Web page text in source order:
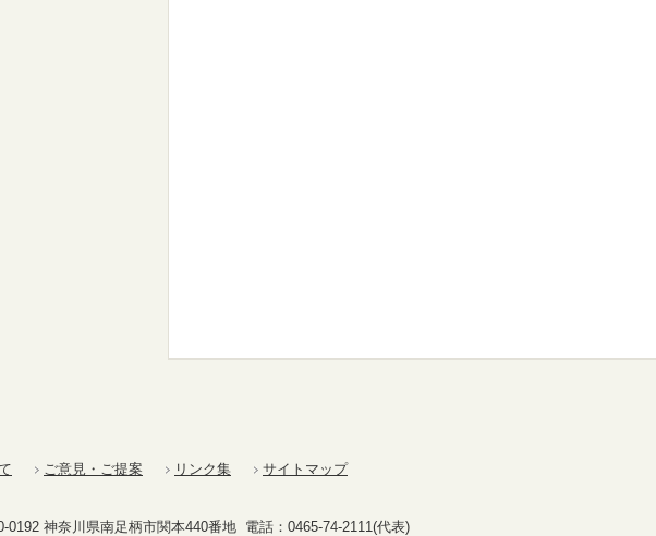
ご意見・ご提案 リンク集 サイトマップ
0192 神奈川県南足柄市関本440番地 電話：0465-74-2111(代表)